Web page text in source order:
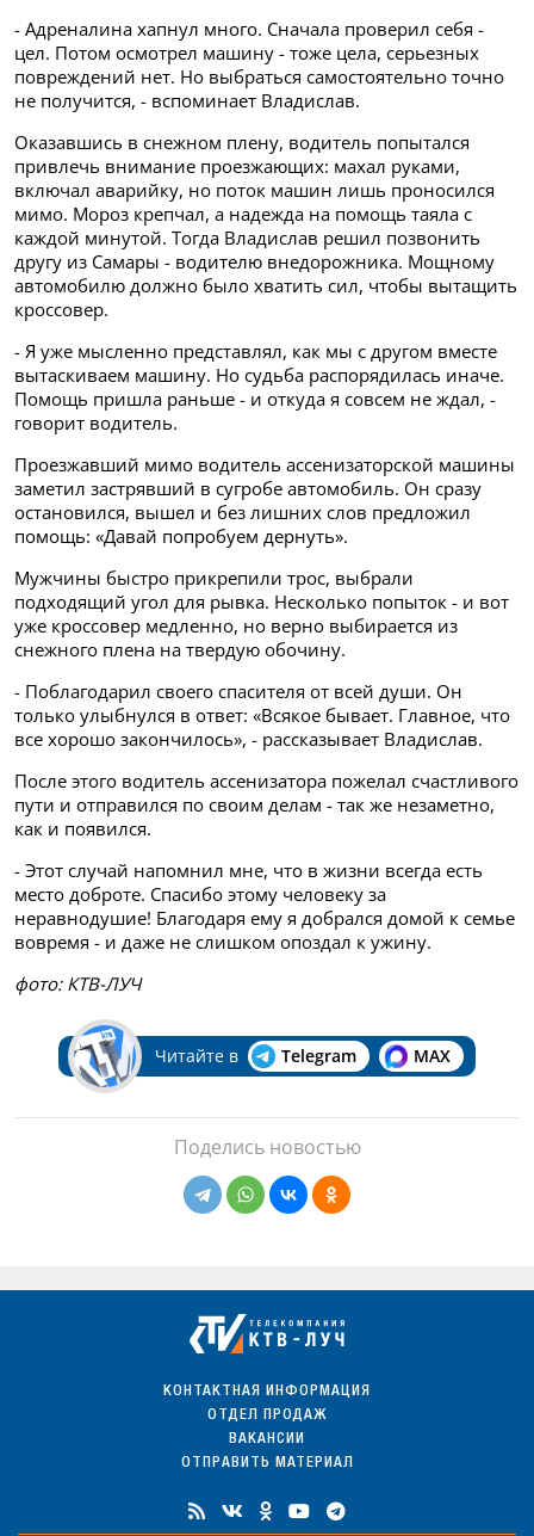
- Адреналина хапнул много. Сначала проверил себя -
цел. Потом осмотрел машину - тоже цела, серьезных
повреждений нет. Но выбраться самостоятельно точно
не получится, - вспоминает Владислав.
Оказавшись в снежном плену, водитель попытался
привлечь внимание проезжающих: махал руками,
включал аварийку, но поток машин лишь проносился
мимо. Мороз крепчал, а надежда на помощь таяла с
каждой минутой. Тогда Владислав решил позвонить
другу из Самары - водителю внедорожника. Мощному
автомобилю должно было хватить сил, чтобы вытащить
кроссовер.
- Я уже мысленно представлял, как мы с другом вместе
вытаскиваем машину. Но судьба распорядилась иначе.
Помощь пришла раньше - и откуда я совсем не ждал, -
говорит водитель.
Проезжавший мимо водитель ассенизаторской машины
заметил застрявший в сугробе автомобиль. Он сразу
остановился, вышел и без лишних слов предложил
помощь: «Давай попробуем дернуть».
Мужчины быстро прикрепили трос, выбрали
подходящий угол для рывка. Несколько попыток - и вот
уже кроссовер медленно, но верно выбирается из
снежного плена на твердую обочину.
- Поблагодарил своего спасителя от всей души. Он
только улыбнулся в ответ: «Всякое бывает. Главное, что
все хорошо закончилось», - рассказывает Владислав.
После этого водитель ассенизатора пожелал счастливого
пути и отправился по своим делам - так же незаметно,
как и появился.
- Этот случай напомнил мне, что в жизни всегда есть
место доброте. Спасибо этому человеку за
неравнодушие! Благодаря ему я добрался домой к семье
вовремя - и даже не слишком опоздал к ужину.
фото: КТВ-ЛУЧ
Читайте в Telegram MAX
Поделись новостью
КОНТАКТНАЯ ИНФОРМАЦИЯ
ОТДЕЛ ПРОДАЖ
ВАКАНСИИ
ОТПРАВИТЬ МАТЕРИАЛ